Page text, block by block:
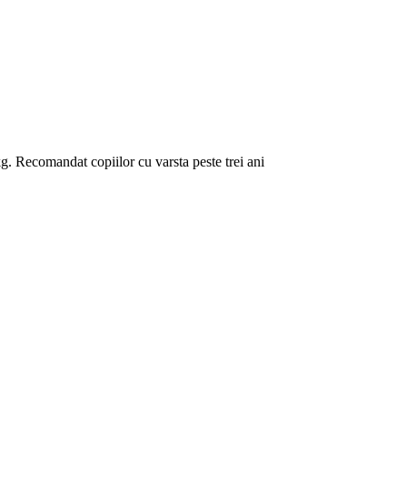
Recomandat copiilor cu varsta peste trei ani